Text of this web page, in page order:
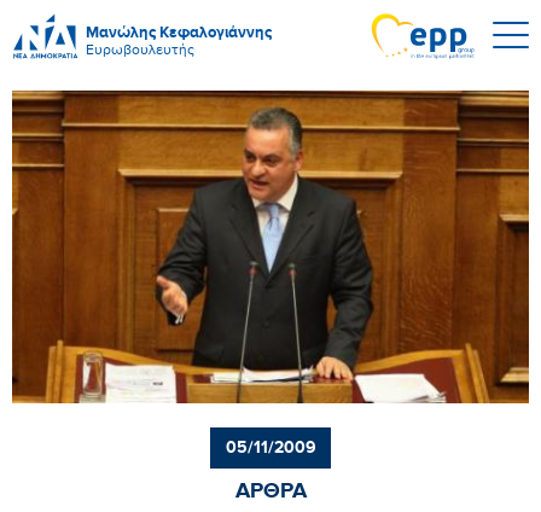
Μανώλης Κεφαλογιάννης
Ευρωβουλευτής
05/11/2009
ΑΡΘΡΑ